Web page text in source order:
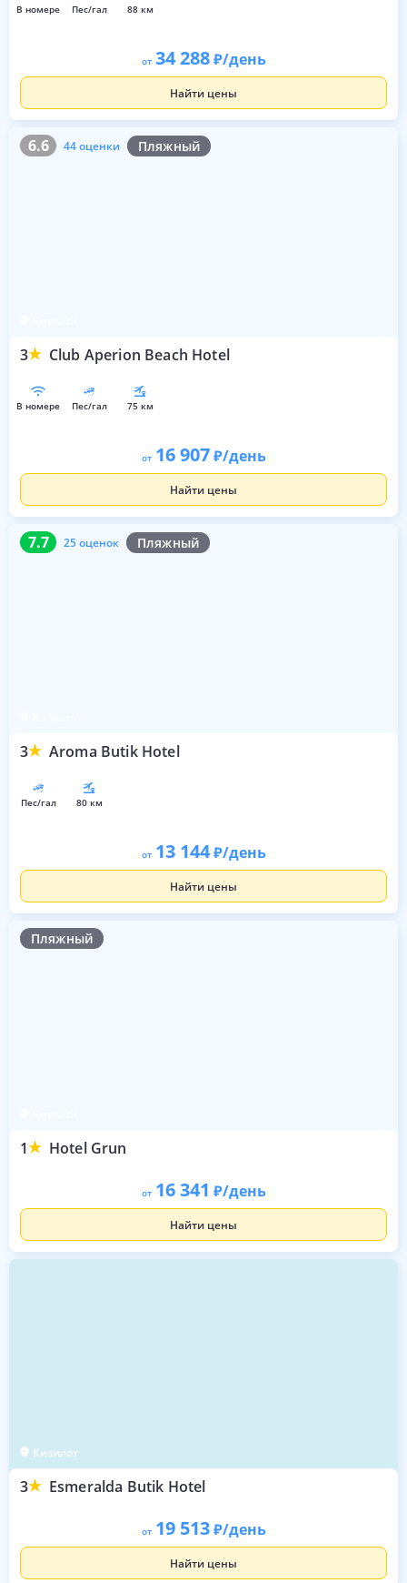
в номере пес/гал 88 км
от 34 288 /день
Найти цены
6.6 44 оценки Пляжный
3 Club Aperion Beach Hotel
6.6 44 оценки
в номере пес/гал 75 км
от 16 907 /день
Найти цены
7.7 25 оценок Пляжный
3 Aroma Butik Hotel
7.7 25 оценок
пес/гал 80 км
от 13 144 /день
Найти цены
Пляжный
1 Hotel Grun
от 16 341 /день
Найти цены
Кизилот
3 Esmeralda Butik Hotel
от 19 513 /день
Найти цены